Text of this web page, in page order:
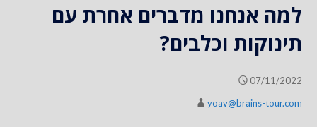
למה אנחנו מדברים אחרת עם
תינוקות וכלבים?
07/11/2022
yoav@brains-tour.com